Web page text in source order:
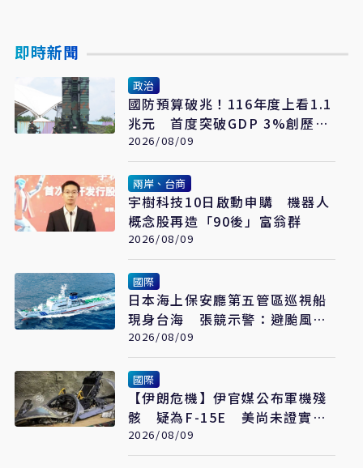
即時新聞
政治
國防預算破兆！116年度上看1.1
兆元 首度突破GDP 3%創歷史
新高
2026/08/09
兩岸、台商
宇樹科技10日啟動申購 機器人
概念股再造「90後」富翁群
2026/08/09
國際
日本海上保安廳第五管區巡視船
現身台海 張競示警：避颱風也
要關注航行動向
2026/08/09
國際
【伊朗危機】伊官媒公布軍機殘
骸 疑為F-15E 美尚未證實遭
擊落
2026/08/09